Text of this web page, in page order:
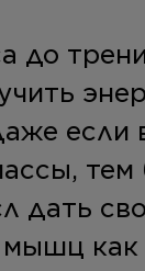
до
если
дать